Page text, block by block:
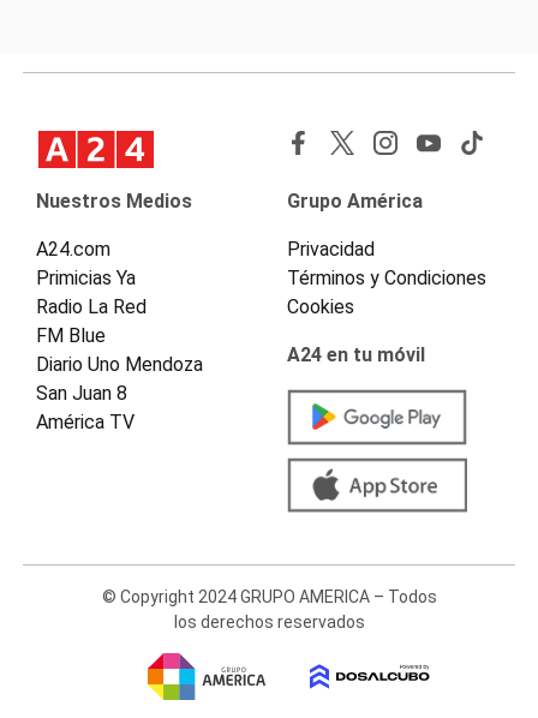
Nuestros Medios
A24.com
Primicias Ya
Radio La Red
FM Blue
Diario Uno Mendoza
San Juan 8
América TV
Grupo América
Privacidad
Términos y Condiciones
Cookies
A24 en tu móvil
© Copyright 2024 GRUPO AMERICA – Todos
los derechos reservados